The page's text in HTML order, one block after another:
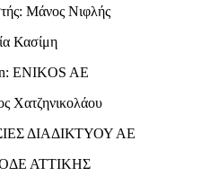
Μάνος Νιφλής
Κασίμη
ENIKOS AE
Χατζηνικολάου
ΔΙΑΔΙΚΤΥΟΥ ΑΕ
ΑΤΤΙΚΗΣ